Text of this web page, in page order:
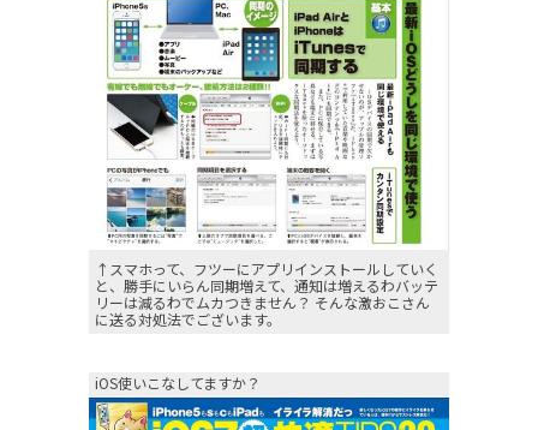
↑スマホって、フツーにアプリインストールしていく
と、勝手にいらん同期増えて、通知は増えるわバッテ
リーは減るわでムカつきません？ そんな激おこさん
に送る対処法でございます。
iOS使いこなしてますか？